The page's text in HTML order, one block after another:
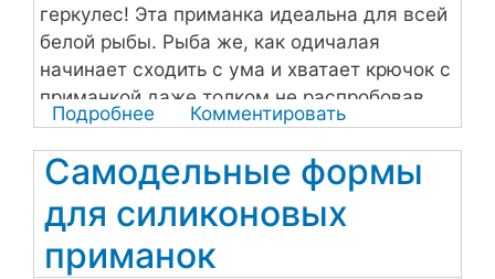
геркулес! Эта приманка идеальна для всей
белой рыбы. Рыба же, как одичалая
начинает сходить с ума и хватает крючок с
приманкой даже толком не распробовав.
Подробнее
геркулес
для
белой
рыбы
Комментировать
Самодельные формы
для силиконовых
приманок